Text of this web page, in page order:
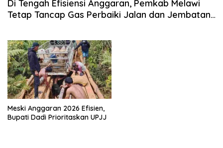
Di Tengah Efisiensi Anggaran, Pemkab Melawi
Tetap Tancap Gas Perbaiki Jalan dan Jembatan
Meski Anggaran 2026 Efisien,
Bupati Dadi Prioritaskan UPJJ